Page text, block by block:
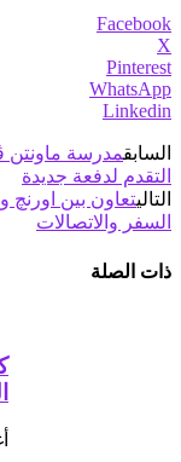
Facebook
X
Pinterest
WhatsApp
Linkedin
السابقمدرسة ماونتن
التقدم لدفعة جديدة
التاليتعاون بين اورنچ
السفر والاتصالات
ذات الصلة